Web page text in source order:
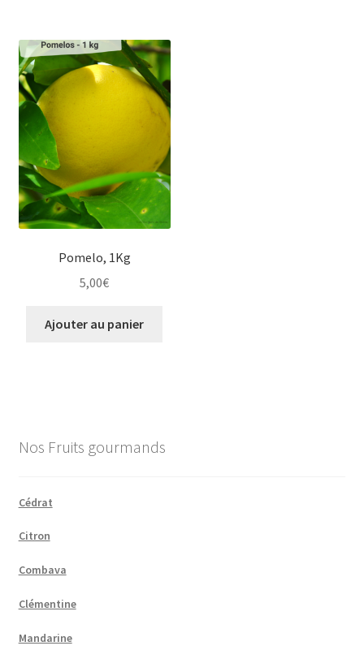
Pomelo, 1Kg
5,00€
Ajouter au panier
Nos Fruits gourmands
Cédrat
Citron
Combava
Clémentine
Mandarine